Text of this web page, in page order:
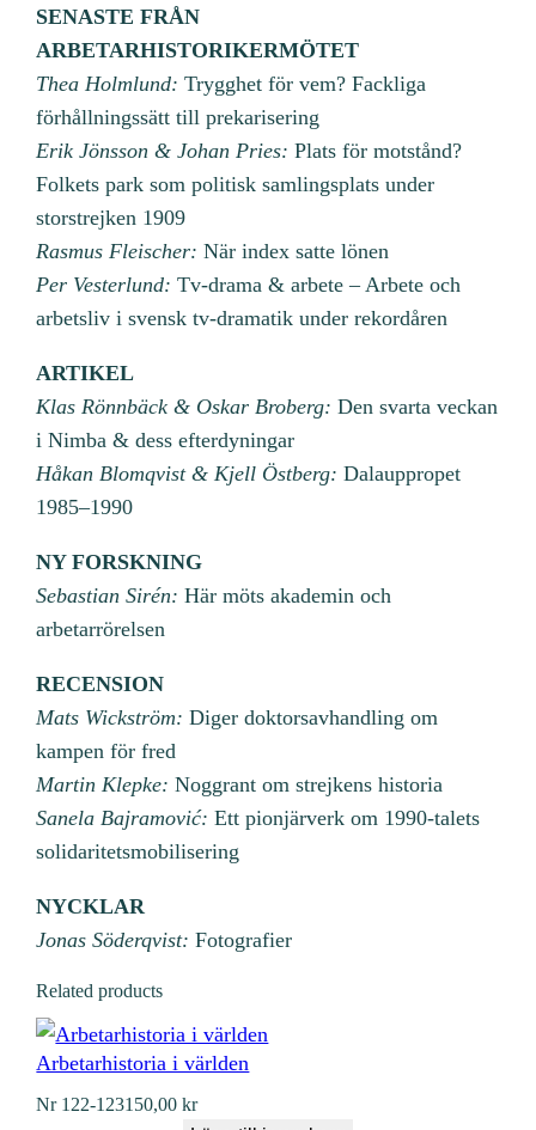
SENASTE FRÅN
ARBETARHISTORIKERMÖTET
Thea Holmlund: Trygghet för vem? Fackliga
förhållningssätt till prekarisering
Erik Jönsson & Johan Pries: Plats för motstånd?
Folkets park som politisk samlingsplats under
storstrejken 1909
Rasmus Fleischer: När index satte lönen
Per Vesterlund: Tv-drama & arbete – Arbete och
arbetsliv i svensk tv-dramatik under rekordåren
ARTIKEL
Klas Rönnbäck & Oskar Broberg: Den svarta veckan
i Nimba & dess efterdyningar
Håkan Blomqvist & Kjell Östberg: Dalauppropet
1985–1990
NY FORSKNING
Sebastian Sirén: Här möts akademin och
arbetarrörelsen
RECENSION
Mats Wickström: Diger doktorsavhandling om
kampen för fred
Martin Klepke: Noggrant om strejkens historia
Sanela Bajramović: Ett pionjärverk om 1990-talets
solidaritetsmobilisering
NYCKLAR
Jonas Söderqvist: Fotografier
Related products
Arbetarhistoria i världen
Nr 122-123150,00kr